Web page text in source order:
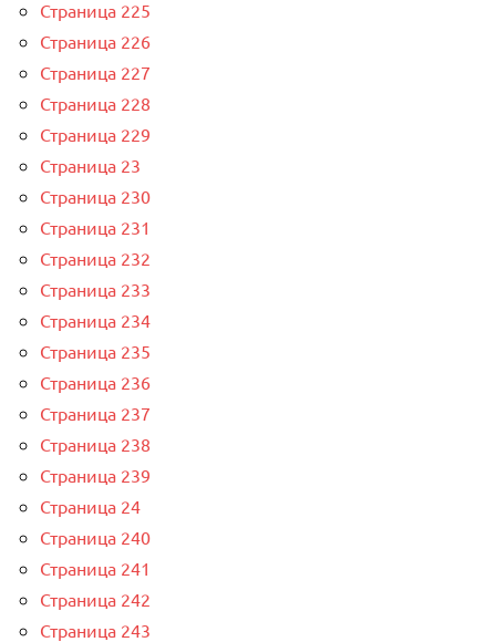
Страница 225
Страница 226
Страница 227
Страница 228
Страница 229
Страница 23
Страница 230
Страница 231
Страница 232
Страница 233
Страница 234
Страница 235
Страница 236
Страница 237
Страница 238
Страница 239
Страница 24
Страница 240
Страница 241
Страница 242
Страница 243